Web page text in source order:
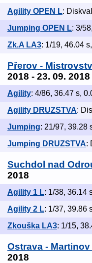
Agility OPEN L:
Jumping OPEN L: 3/
Zk.A LA3: 1/19, 46.04
Přerov -
2018 - 23. 09. 2018
Agility: 4/86, 36.47 s,
Agility DRUZSTVA:
Jumping: 21/97, 39.28
Jumping DRUZSTVA:
Suchdol nad
2018
Agility 1 L: 1/38, 36.14
Agility 2 L: 1/37, 39.86
Zkouška LA3: 1/15,
Ostrava -
2018